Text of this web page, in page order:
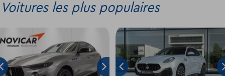
Voitures les plus populaires